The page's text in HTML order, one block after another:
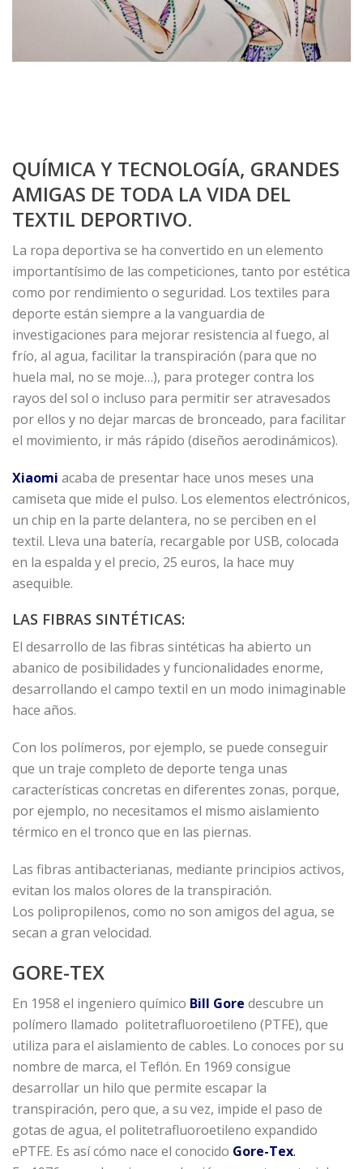
QUÍMICA Y TECNOLOGÍA, GRANDES
AMIGAS DE TODA LA VIDA DEL
TEXTIL DEPORTIVO.
La ropa deportiva se ha convertido en un elemento
importantísimo de las competiciones, tanto por estética
como por rendimiento o seguridad. Los textiles para
deporte están siempre a la vanguardia de
investigaciones para mejorar resistencia al fuego, al
frío, al agua, facilitar la transpiración (para que no
huela mal, no se moje…), para proteger contra los
rayos del sol o incluso para permitir ser atravesados
por ellos y no dejar marcas de bronceado, para facilitar
el movimiento, ir más rápido (diseños aerodinámicos).
Xiaomi acaba de presentar hace unos meses una
camiseta que mide el pulso. Los elementos electrónicos,
un chip en la parte delantera, no se perciben en el
textil. Lleva una batería, recargable por USB, colocada
en la espalda y el precio, 25 euros, la hace muy
asequible.
LAS FIBRAS SINTÉTICAS:
El desarrollo de las fibras sintéticas ha abierto un
abanico de posibilidades y funcionalidades enorme,
desarrollando el campo textil en un modo inimaginable
hace años.
Con los polímeros, por ejemplo, se puede conseguir
que un traje completo de deporte tenga unas
características concretas en diferentes zonas, porque,
por ejemplo, no necesitamos el mismo aislamiento
térmico en el tronco que en las piernas.
Las fibras antibacterianas, mediante principios activos,
evitan los malos olores de la transpiración.
Los polipropilenos, como no son amigos del agua, se
secan a gran velocidad.
GORE-TEX
En 1958 el ingeniero químico Bill Gore descubre un
polímero llamado politetrafluoroetileno (PTFE), que
utiliza para el aislamiento de cables. Lo conoces por su
nombre de marca, el Teflón. En 1969 consigue
desarrollar un hilo que permite escapar la
transpiración, pero que, a su vez, impide el paso de
gotas de agua, el politetrafluoroetileno expandido
ePTFE. Es así cómo nace el conocido Gore-Tex.